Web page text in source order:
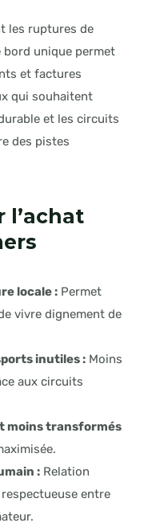
les ruptures de
bord unique permet
et factures
qui souhaitent
et les circuits
des pistes
l’achat
locale : Permet
vivre dignement de
inutiles : Moins
aux circuits
moins transformés
: Relation
entre